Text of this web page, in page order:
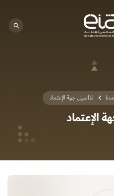
تفاصيل جهة الإعتماد
الإعتماد